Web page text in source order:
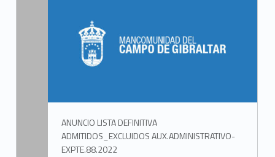
ANUNCIO LISTA DEFINITIVA
ADMITIDOS_EXCLUIDOS AUX.ADMINISTRATIVO-
EXPTE.88.2022